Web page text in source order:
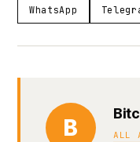
WhatsApp
B ALL